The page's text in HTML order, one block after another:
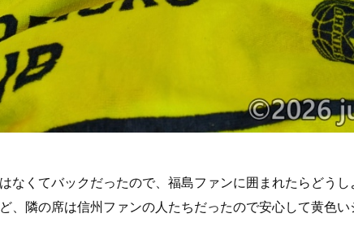
なくてバックだったので、福島ファンに囲まれたらどうし
、隣の席は信州ファンの人たちだったので安心して黄色